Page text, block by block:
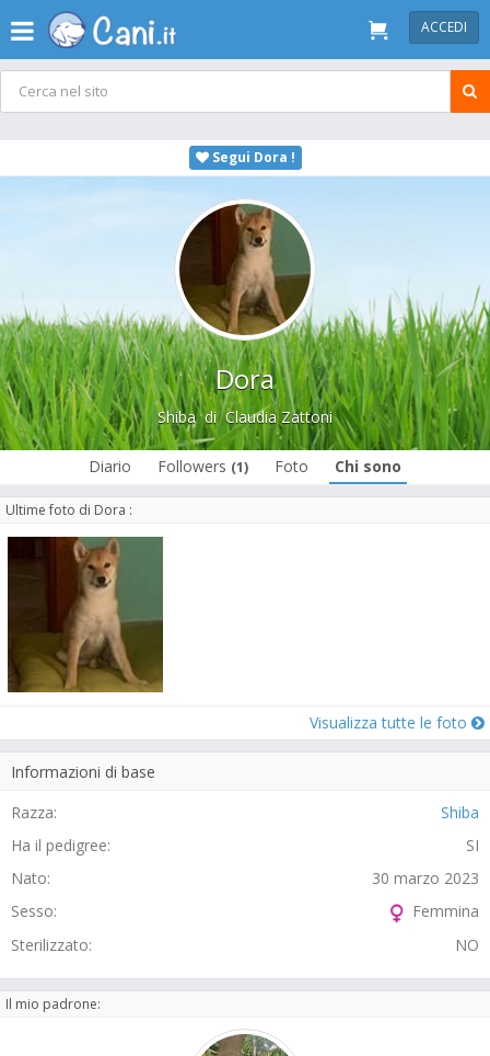
ACCEDI
Segui Dora !
Dora
ShibadiClaudia Zattoni
Diario Followers (1) Foto Chi sono
Ultime foto di Dora :
Visualizza tutte le foto
Informazioni di base
Razza:
Shiba
Ha il pedigree:
SI
Nato:
30 marzo 2023
Sesso:
Femmina
Sterilizzato:
NO
Il mio padrone: